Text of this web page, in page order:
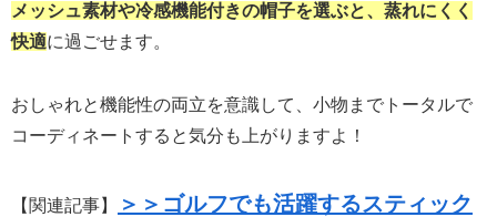
メッシュ素材や冷感機能付きの帽子を選ぶと、蒸れにくく
快適に過ごせます。
おしゃれと機能性の両立を意識して、小物までトータルで
コーディネートすると気分も上がりますよ！
【関連記事】
＞＞ゴルフでも活躍するスティック